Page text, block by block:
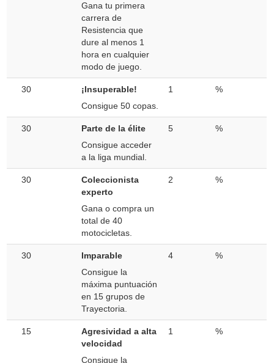
Gana tu primera
carrera de
Resistencia que
dure al menos 1
hora en cualquier
modo de juego.
30
¡Insuperable!
Consigue 50 copas.
1 %
30
Parte de la élite
Consigue acceder
a la liga mundial.
5 %
30
Coleccionista
experto
Gana o compra un
total de 40
motocicletas.
2 %
30
Imparable
Consigue la
máxima puntuación
en 15 grupos de
Trayectoria.
4 %
15
Agresividad a alta
velocidad
Consigue la
1 %